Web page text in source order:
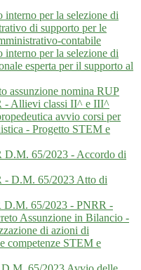
per la selezione di
di supporto per le
contabile
per la selezione di
esperta per il supporto al
assunzione nomina RUP
- Allievi classi II^ e III^
avvio corsi per
- Progetto STEM e
D.M. 65/2023 - Accordo di
- D.M. 65/2023 Atto di
D.M. 65/2023 - PNRR -
Assunzione in Bilancio -
di azioni di
competenze STEM e